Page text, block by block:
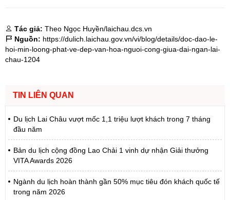
Tác giả: Theo Ngọc Huyền/laichau.dcs.vn
Nguồn: https://dulich.laichau.gov.vn/vi/blog/details/doc-dao-le-
hoi-min-loong-phat-ve-dep-van-hoa-nguoi-cong-giua-dai-ngan-lai-
chau-1204
TIN LIÊN QUAN
Du lịch Lai Châu vượt mốc 1,1 triệu lượt khách trong 7 tháng
đầu năm
Bản du lịch cộng đồng Lao Chải 1 vinh dự nhận Giải thưởng
VITA Awards 2026
Ngành du lịch hoàn thành gần 50% mục tiêu đón khách quốc tế
trong năm 2026